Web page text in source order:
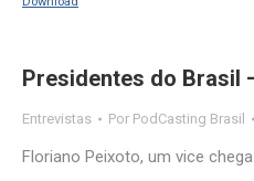
Presidentes do Brasil
Entrevistas Por PodCasting Brasil
Floriano Peixoto, um vice